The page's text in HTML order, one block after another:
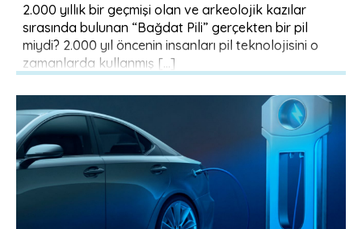
2.000 yıllık bir geçmişi olan ve arkeolojik kazılar
sırasında bulunan “Bağdat Pili” gerçekten bir pil
miydi? 2.000 yıl öncenin insanları pil teknolojisini o
zamanlarda kullanmış […]